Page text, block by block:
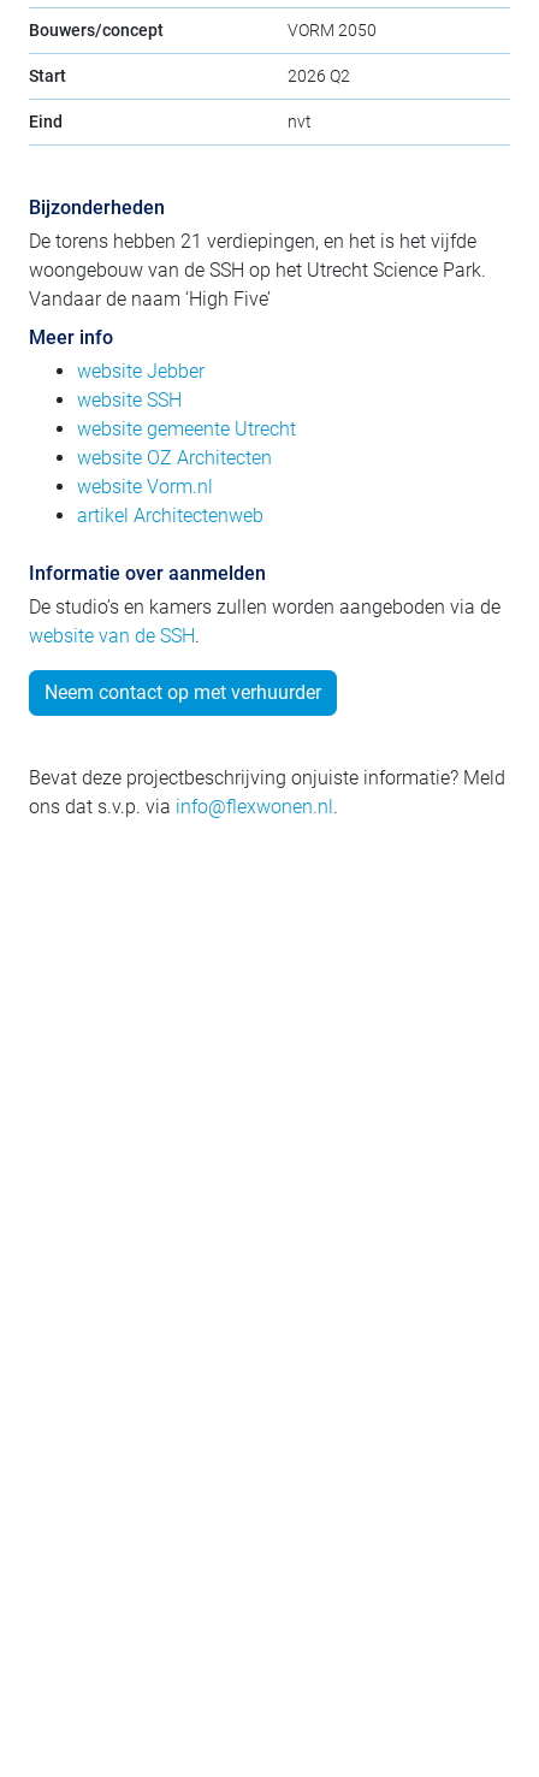
Bouwers/concept VORM 2050
Start 2026 Q2
Eind nvt
Bijzonderheden
De torens hebben 21 verdiepingen, en het is het vijfde
woongebouw van de SSH op het Utrecht Science Park.
Vandaar de naam ‘High Five’
Meer info
website Jebber
website SSH
website gemeente Utrecht
website OZ Architecten
website Vorm.nl
artikel Architectenweb
Informatie over aanmelden
De studio’s en kamers zullen worden aangeboden via de
website van de SSH.
Neem contact op met verhuurder
Bevat deze projectbeschrijving onjuiste informatie? Meld
ons dat s.v.p. via info@flexwonen.nl.